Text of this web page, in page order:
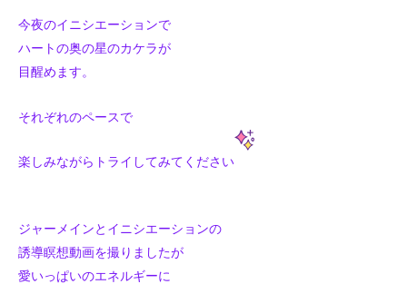
今夜のイニシエーションで
ハートの奥の星のカケラが
目醒めます。
それぞれのペースで
楽しみながらトライしてみてください
ジャーメインとイニシエーションの
誘導瞑想動画を撮りましたが
愛いっぱいのエネルギーに